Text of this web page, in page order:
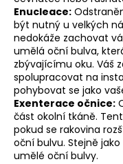
Enucleace:
být nutný u velkých
nedokáže zachovat
umělá oční bulva,
zbývajícímu oku. Váš
spolupracovat na
pohybovat se jako
Exenterace očnice:
část okolní tkáně.
pokud se rakovina
oční bulvu. Stejně
umělé oční bulvy.